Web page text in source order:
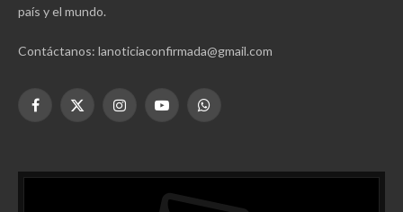
país y el mundo.
Contáctanos: lanoticiaconfirmada@gmail.com
Facebook
X
InstagramYouTubeWhatsApp